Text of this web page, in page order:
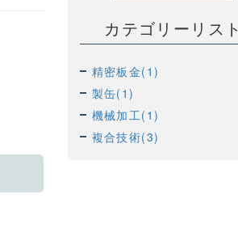
カテゴリーリスト
精密板金(1)
製缶(1)
機械加工(1)
複合技術(3)